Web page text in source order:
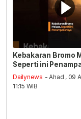
Kebakaran Bromo
Seperti ini
Dailynews - Ahad , 09
11:15 WIB